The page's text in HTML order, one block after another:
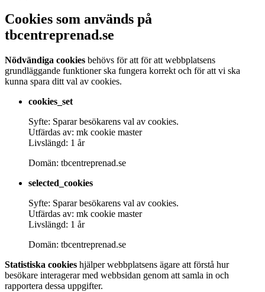
Cookies som används på
tbcentreprenad.se
Nödvändiga cookies behövs för att för att webbplatsens
grundläggande funktioner ska fungera korrekt och för att vi ska
kunna spara ditt val av cookies.
cookies_set
Syfte: Sparar besökarens val av cookies.
Utfärdas av: mk cookie master
Livslängd: 1 år
Domän: tbcentreprenad.se
selected_cookies
Syfte: Sparar besökarens val av cookies.
Utfärdas av: mk cookie master
Livslängd: 1 år
Domän: tbcentreprenad.se
Statistiska cookies hjälper webbplatsens ägare att förstå hur
besökare interagerar med webbsidan genom att samla in och
rapportera dessa uppgifter.